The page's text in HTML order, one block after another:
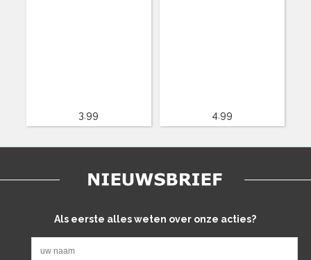
3.99 4.99
Als eerste alles weten over onze acties?